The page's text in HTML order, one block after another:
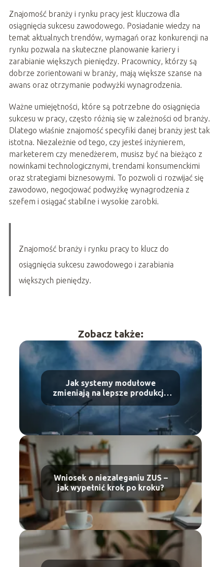
Znajomość branży i rynku pracy jest kluczowa dla
osiągnięcia sukcesu zawodowego. Posiadanie wiedzy na
temat aktualnych trendów, wymagań oraz konkurencji na
rynku pozwala na skuteczne planowanie kariery i
zarabianie większych pieniędzy. Pracownicy, którzy są
dobrze zorientowani w branży, mają większe szanse na
awans oraz otrzymanie podwyżki wynagrodzenia.
Ważne umiejętności, które są potrzebne do osiągnięcia
sukcesu w pracy, często różnią się w zależności od branży.
Dlatego właśnie znajomość specyfiki danej branży jest tak
istotna. Niezależnie od tego, czy jesteś inżynierem,
marketerem czy menedżerem, musisz być na bieżąco z
nowinkami technologicznymi, trendami konsumenckimi
oraz strategiami biznesowymi. To pozwoli ci rozwijać się
zawodowo, negocjować podwyżkę wynagrodzenia z
szefem i osiągać stabilne i wysokie zarobki.
Znajomość branży i rynku pracy to klucz do
osiągnięcia sukcesu zawodowego i zarabiania
większych pieniędzy.
Zobacz także:
Jak systemy modułowe
zmieniają na lepsze produkcję
wydarzeń masowych?
Wniosek o niezaleganiu ZUS –
jak wypełnić krok po kroku?